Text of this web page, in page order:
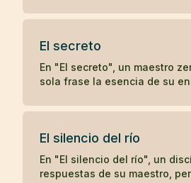
podamos verlo, y que el
El secreto
En "El secreto", un maestro
sola frase la esencia de su
El silencio del río
En "El silencio del río", un
respuestas de su maestro,